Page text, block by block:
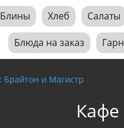
Блины Хлеб Салаты
Блюда на заказ